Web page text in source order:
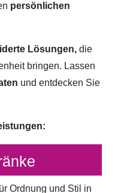
persönlichen
Lösungen, die
bringen. Lassen
und entdecken Sie
Ordnung und Stil in